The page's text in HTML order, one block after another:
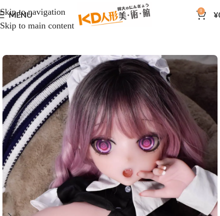
Skip to navigation
Skip to main content
MENU 0 ¥